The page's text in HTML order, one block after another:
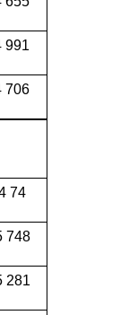
991
706
74
748
281